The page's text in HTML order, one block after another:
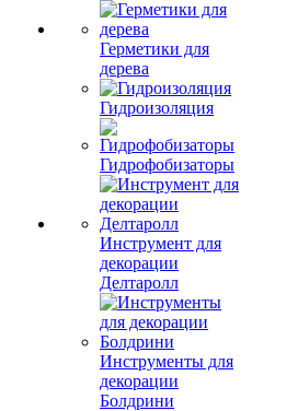
Герметики для
дерева
Гидроизоляция
Гидрофобизаторы
Инструмент для
декорации
Делтаролл
Инструменты для
декорации
Болдрини